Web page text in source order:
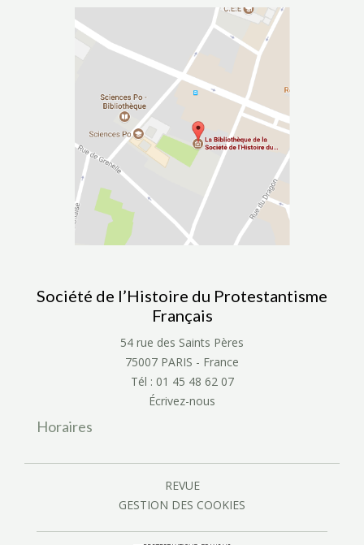
Société de l’Histoire du Protestantisme
Français
54 rue des Saints Pères
75007 PARIS - France
Tél : 01 45 48 62 07
Écrivez-nous
Horaires
REVUE
GESTION DES COOKIES